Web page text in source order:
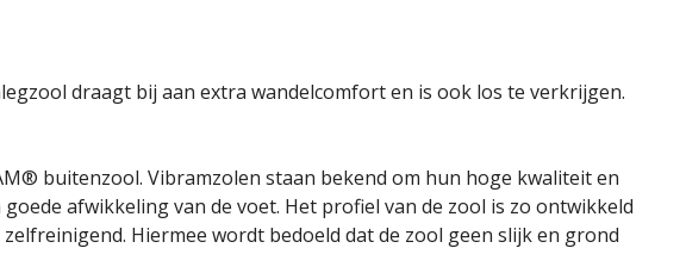
draagt bij aan extra wandelcomfort en is ook los te verkrijgen.
buitenzool. Vibramzolen staan bekend om hun hoge kwaliteit en
afwikkeling van de voet. Het profiel van de zool is zo ontwikkeld
Hiermee wordt bedoeld dat de zool geen slijk en grond